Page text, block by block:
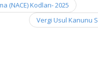
(NACE) Kodları- 2025
Vergi Usul Kanunu